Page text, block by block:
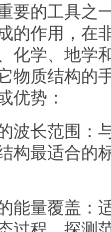
要的工具之
的作用，在
化学、地学
物质结构的
优势：
长范围：与
构最适合的
量覆盖：适